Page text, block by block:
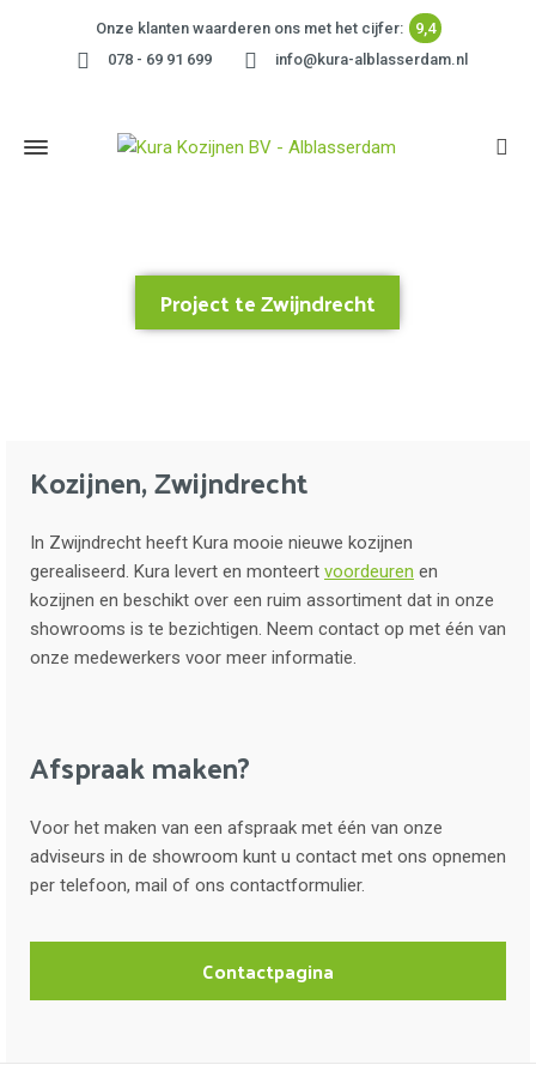
Onze klanten waarderen ons met het cijfer:
9,4
078 - 69 91 699
info@kura-alblasserdam.nl
Project te Zwijndrecht
Kozijnen, Zwijndrecht
In Zwijndrecht heeft Kura mooie nieuwe kozijnen
gerealiseerd. Kura levert en monteert voordeuren en
kozijnen en beschikt over een ruim assortiment dat in onze
showrooms is te bezichtigen. Neem contact op met één van
onze medewerkers voor meer informatie.
Afspraak maken?
Voor het maken van een afspraak met één van onze
adviseurs in de showroom kunt u contact met ons opnemen
per telefoon, mail of ons contactformulier.
Contactpagina